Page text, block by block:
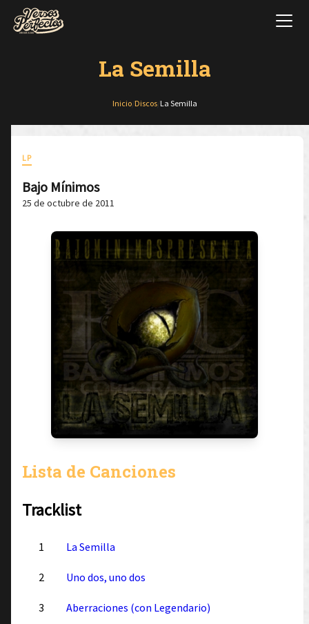
La Semilla
Inicio/ Discos/ La Semilla
LP
Bajo Mínimos
25 de octubre de 2011
Lista de Canciones
Tracklist
1 La Semilla
2 Uno dos, uno dos
3 Aberraciones (con Legendario)